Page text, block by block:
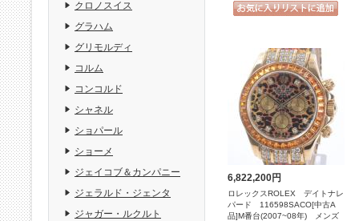
6,822,200円
ロレックスROLEX デイトナレ
パード 116598SACO[中古A
品]M番台(2007~08年) メンズ
クロノスイス
グラハム
グリモルディ
コルム
コンコルド
シャネル
ショパール
ショーメ
ジェイコブ＆カンパニー
ジェラルド・ジェンタ
ジャガー・ルクルト